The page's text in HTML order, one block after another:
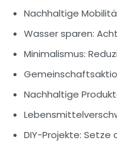
Nachhaltige
Wasser sparen:
Minimalismus:
Nachhaltige
DIY-Projekte: Setze